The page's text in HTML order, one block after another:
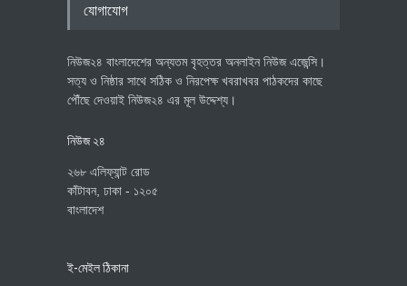
যোগাযোগ
নিউজ২৪ বাংলাদেশের অন্যতম বৃহত্তর অনলাইন নিউজ এজেন্সি।
সত্য ও নিষ্ঠার সাথে সঠিক ও নিরপেক্ষ খবরাখবর পাঠকদের কাছে
পৌঁছে দেওয়াই নিউজ২৪ এর মূল উদ্দেশ্য।
নিউজ ২৪
২৬৮ এলিফ্যান্ট রোড
কাঁটাবন, ঢাকা - ১২০৫
বাংলাদেশ
ই-মেইল ঠিকানা